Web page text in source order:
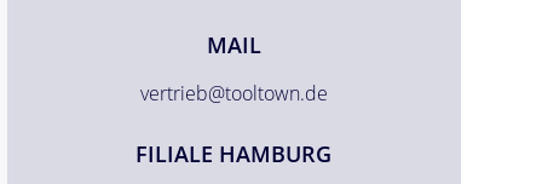
MAIL
vertrieb@tooltown.de
FILIALE HAMBURG